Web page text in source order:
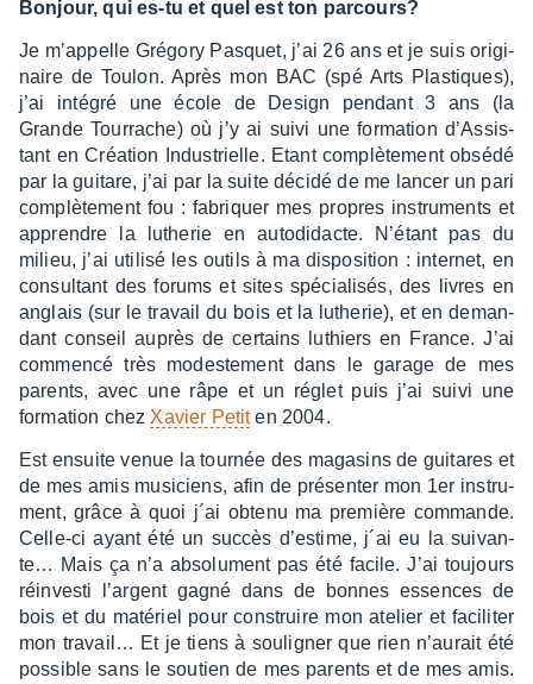
Bonjour, qui es-tu et quel est ton parcours?
Je m’ap­pelle Grégory Pasquet, j’ai 26 ans et je suis origi­
naire de Toulon. Après mon BAC (spé Arts Plas­tiques),
j’ai inté­gré une école de Design pendant 3 ans (la
Grande Tour­rache) où j’y ai suivi une forma­tion d’As­sis­
tant en Créa­tion Indus­trielle. Etant complè­te­ment obsédé
par la guitare, j’ai par la suite décidé de me lancer un pari
complè­te­ment fou : fabriquer mes propres instru­ments et
apprendre la luthe­rie en auto­di­dacte. N’étant pas du
milieu, j’ai utilisé les outils à ma dispo­si­tion : inter­net, en
consul­tant des forums et sites spécia­li­sés, des livres en
anglais (sur le travail du bois et la luthe­rie), et en deman­
dant conseil auprès de certains luthiers en France. J’ai
commencé très modes­te­ment dans le garage de mes
parents, avec une râpe et un réglet puis j’ai suivi une
forma­tion chez Xavier Petiten 2004.
Est ensuite venue la tour­née des maga­sins de guitares et
de mes amis musi­ciens, afin de présen­ter mon 1er instru­
ment, grâce à quoi j´ai obtenu ma première commande.
Celle-ci ayant été un succès d’es­time, j´ai eu la suivan­
te… Mais ça n’a abso­lu­ment pas été facile. J’ai toujours
réin­vesti l’ar­gent gagné dans de bonnes essences de
bois et du maté­riel pour construire mon atelier et faci­li­ter
mon travail… Et je tiens à souli­gner que rien n’au­rait été
possible sans le soutien de mes parents et de mes amis.